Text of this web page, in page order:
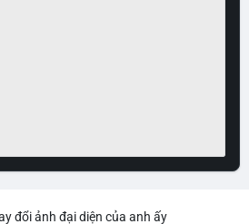
đổi ảnh đại diện của anh ấy